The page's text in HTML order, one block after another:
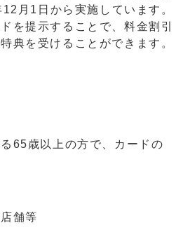
月1日から実施しています。
を提示することで、料金割引
典を受けることができます。
歳以上の方で、カードの
舗等